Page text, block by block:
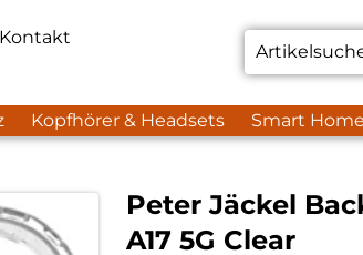
Kontakt
Kopfhörer & Headsets Smart
Peter Jäckel
A17 5G Clear